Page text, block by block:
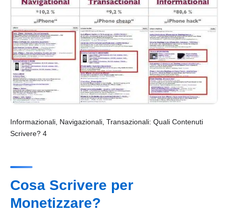
Informazionali, Navigazionali, Transazionali: Quali Contenuti
Scrivere? 4
Cosa Scrivere per
Monetizzare?